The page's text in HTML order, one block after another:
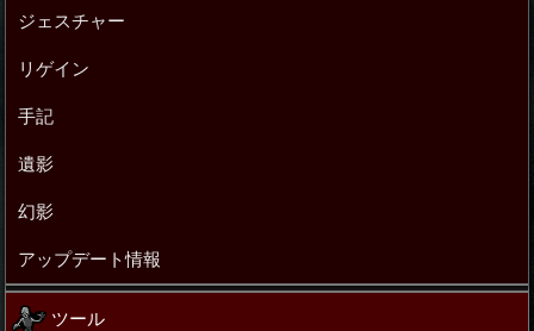
ジェスチャー
リゲイン
手記
遺影
幻影
アップデート情報
ツール